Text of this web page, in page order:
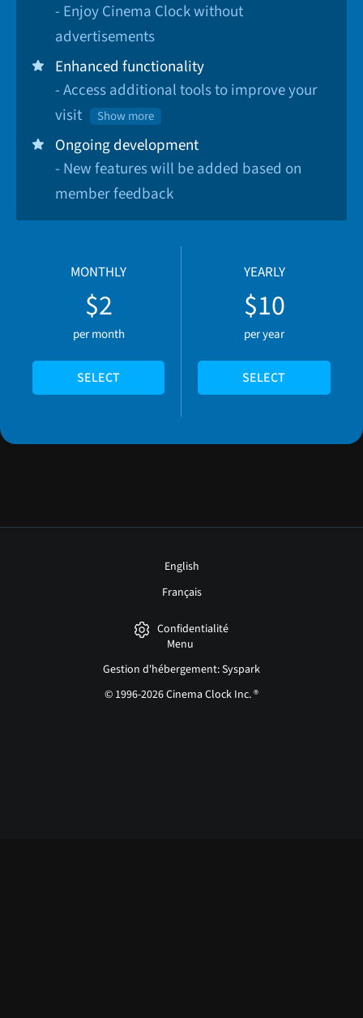
- Enjoy Cinema Clock without
advertisements
Enhanced functionality
- Access additional tools to improve your
visit
Show more
Ongoing development
- New features will be added based on
member feedback
MONTHLY
$2
per month
SELECT
YEARLY
$10
per year
SELECT
English
Français
Confidentialité
Menu
Gestion d'hébergement: Syspark
© 1996-2026 Cinema Clock Inc. ®